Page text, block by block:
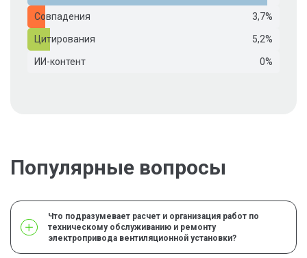
Совпадения 3,7%
Цитирования 5,2%
ИИ-контент 0%
Популярные вопросы
Что подразумевает расчет и организация работ по
техническому обслуживанию и ремонту
электропривода вентиляционной установки?